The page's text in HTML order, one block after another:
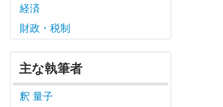
経済
財政・税制
主な執筆者
釈 量子